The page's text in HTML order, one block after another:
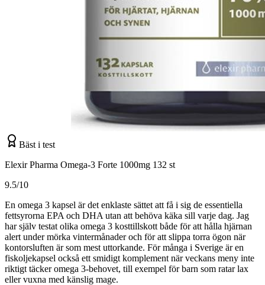
Bäst i test
Elexir Pharma Omega-3 Forte 1000mg 132 st
9.5/10
En omega 3 kapsel är det enklaste sättet att få i sig de essentiella
fettsyrorna EPA och DHA utan att behöva käka sill varje dag. Jag
har själv testat olika omega 3 kosttillskott både för att hålla hjärnan
alert under mörka vintermånader och för att slippa torra ögon när
kontorsluften är som mest uttorkande. För många i Sverige är en
fiskoljekapsel också ett smidigt komplement när veckans meny inte
riktigt täcker omega 3-behovet, till exempel för barn som ratar lax
eller vuxna med känslig mage.